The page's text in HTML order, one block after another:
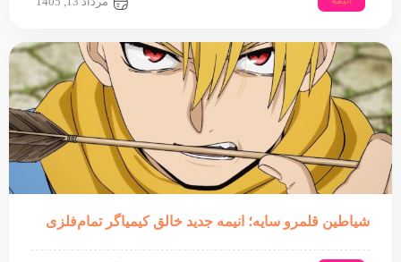
شیاطین قلمرو سایه؛ انیمه جدید خالق کیمیاگر تمام‌فلزی